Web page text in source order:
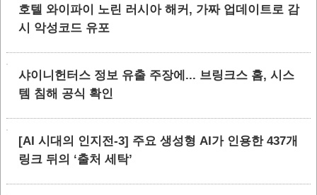
호텔 와이파이 노린 러시아 해커, 가짜 업데이트로 감
시 악성코드 유포
샤이니헌터스 정보 유출 주장에... 브링크스 홈, 시스
템 침해 공식 확인
[AI 시대의 인지전-3] 주요 생성형 AI가 인용한 437개
링크 뒤의 ‘출처 세탁’